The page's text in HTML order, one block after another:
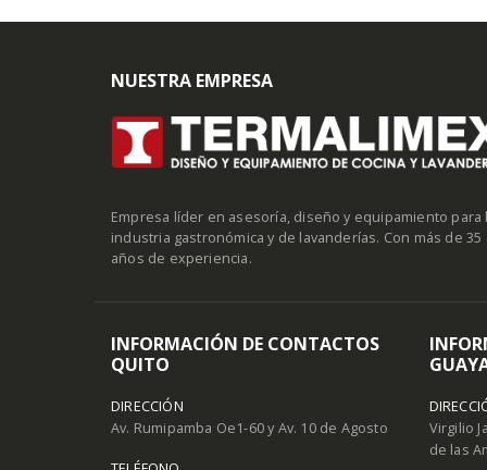
NUESTRA EMPRESA
Empresa líder en asesoría, diseño y equipamiento para
industria gastronómica y de lavanderías. Con más de 35
años de experiencia.
INFORMACIÓN DE CONTACTOS
QUITO
DIRECCIÓN
Av. Rumipamba Oe1-60 y Av. 10 de Agosto
Virgilio
de las